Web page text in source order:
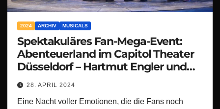
2024 ARCHIV MUSICALS
Spektakuläres Fan-Mega-Event:
Abenteuerland im Capitol Theater
Düsseldorf – Hartmut Engler und
Band begeistern 1100 Fans!
28. APRIL 2024
Eine Nacht voller Emotionen, die die Fans noch